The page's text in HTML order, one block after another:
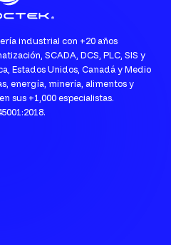
industrial con +20 años
SCADA, DCS, PLC, SIS y
Estados Unidos, Canadá y Medio
energía, minería, alimentos y
sus +1,000 especialistas.